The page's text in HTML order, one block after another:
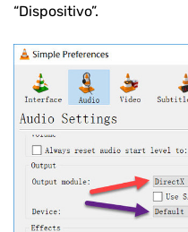
“Dispositivo”.